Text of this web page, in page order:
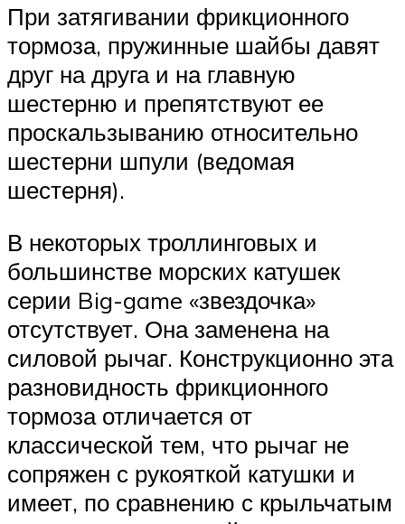
При затягивании фрикционного
тормоза, пружинные шайбы давят
друг на друга и на главную
шестерню и препятствуют ее
проскальзыванию относительно
шестерни шпули (ведомая
шестерня).
В некоторых троллинговых и
большинстве морских катушек
серии Big-game «звездочка»
отсутствует. Она заменена на
силовой рычаг. Конструкционно эта
разновидность фрикционного
тормоза отличается от
классической тем, что рычаг не
сопряжен с рукояткой катушки и
имеет, по сравнению с крыльчатым